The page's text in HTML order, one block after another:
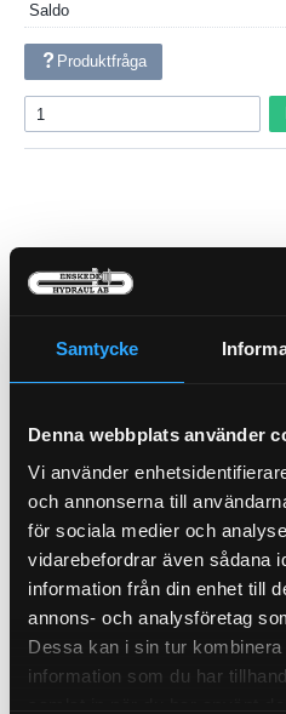
Samtycke
Denna webbplats använder
Vi använder
och annonserna till
för sociala medier och
vidarebefordrar även sådana
information från din enhet till
annons- och analysföretag
Dessa kan i sin tur
information som du har
Saldo
Produktfråga
Presshylsa BST 3/8"
PU23-6
Pris exkl. 29.90
Köp